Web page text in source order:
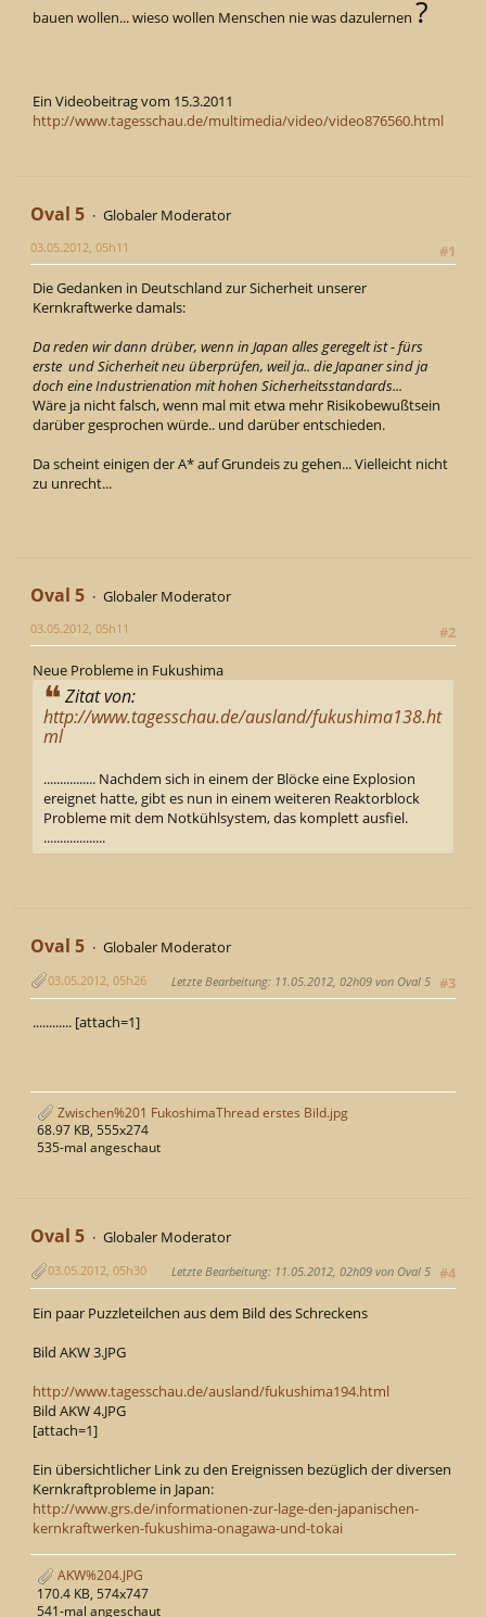
bauen wollen... wieso wollen Menschen nie was dazulernen ?
Ein Videobeitrag vom 15.3.2011
http://www.tagesschau.de/multimedia/video/video876560.html
Oval 5
Globaler Moderator
#1
03.05.2012, 05h11
Die Gedanken in Deutschland zur Sicherheit unserer
Kernkraftwerke damals:
Da reden wir dann drüber, wenn in Japan alles geregelt ist - fürs
erste und Sicherheit neu überprüfen, weil ja.. die Japaner sind ja
doch eine Industrienation mit hohen Sicherheitsstandards...
Wäre ja nicht falsch, wenn mal mit etwa mehr Risikobewußtsein
darüber gesprochen würde.. und darüber entschieden.
Da scheint einigen der A* auf Grundeis zu gehen... Vielleicht nicht
zu unrecht...
Oval 5
Globaler Moderator
#2
03.05.2012, 05h11
Neue Probleme in Fukushima
Zitat von:
http://www.tagesschau.de/ausland/fukushima138.ht
ml
................ Nachdem sich in einem der Blöcke eine Explosion
ereignet hatte, gibt es nun in einem weiteren Reaktorblock
Probleme mit dem Notkühlsystem, das komplett ausfiel.
...................
Oval 5
Globaler Moderator
#3
03.05.2012, 05h26 Letzte Bearbeitung: 11.05.2012, 02h09 von Oval 5
............ [attach=1]
Zwischen%201 FukoshimaThread erstes Bild.jpg
68.97 KB, 555x274
535-mal angeschaut
Oval 5
Globaler Moderator
#4
03.05.2012, 05h30 Letzte Bearbeitung: 11.05.2012, 02h09 von Oval 5
Ein paar Puzzleteilchen aus dem Bild des Schreckens
Bild AKW 3.JPG
http://www.tagesschau.de/ausland/fukushima194.html
Bild AKW 4.JPG
[attach=1]
Ein übersichtlicher Link zu den Ereignissen bezüglich der diversen
Kernkraftprobleme in Japan:
http://www.grs.de/informationen-zur-lage-den-japanischen-
kernkraftwerken-fukushima-onagawa-und-tokai
AKW%204.JPG
170.4 KB, 574x747
541-mal angeschaut